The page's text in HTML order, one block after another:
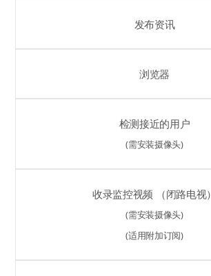
发布资讯
浏览器
检测接近的用户
(需安装摄像头)
收录监控视频 （闭路电视）
(需安装摄像头)
(适用附加订阅)